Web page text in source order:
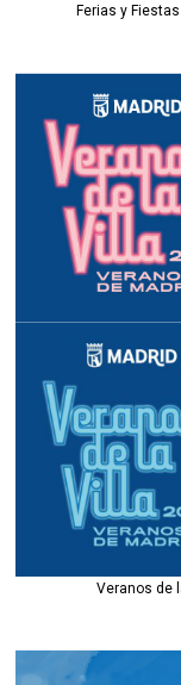
Ferias y
Veranos de